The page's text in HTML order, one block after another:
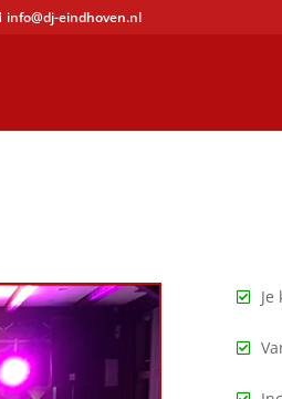
info@dj-eindhoven.nl